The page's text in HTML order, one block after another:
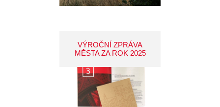
VÝROČNÍ ZPRÁVA
MĚSTA ZA ROK 2025